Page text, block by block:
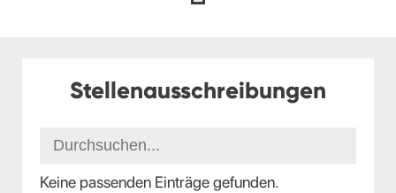
Stellenausschreibungen
Keine passenden Einträge gefunden.